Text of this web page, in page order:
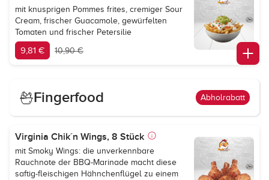
mit knusprigen Pommes frites, cremiger Sour
Cream, frischer Guacamole, gewürfelten
Tomaten und frischer Petersilie
9,81 € 10,90 €
Fingerfood Abholrabatt
Virginia Chik´n Wings, 8 Stück
mit Smoky Wings: die unverkennbare
Rauchnote der BBQ-Marinade macht diese
saftig-fleischigen Hähnchenflügel zu einem